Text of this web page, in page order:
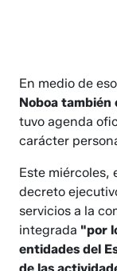
En medio de
Noboa también
tuvo agenda
carácter
Este miércoles,
decreto
servicios a la
integrada "por
entidades del